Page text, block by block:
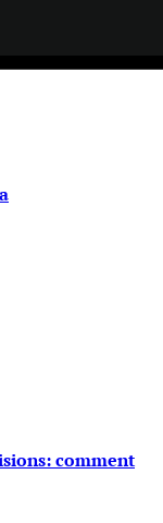
comment